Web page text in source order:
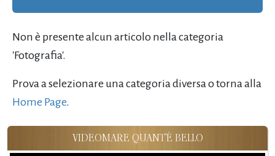
Non è presente alcun articolo nella categoria
'Fotografia'.
Prova a selezionare una categoria diversa o torna alla
Home Page.
VIDEOMARE QUANT'È BELLO